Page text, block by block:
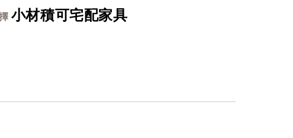
小材積可宅配家具